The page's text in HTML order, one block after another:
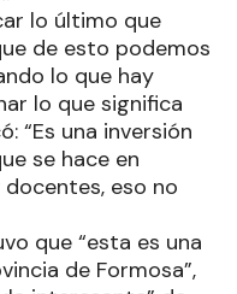
lo último que
de esto podemos
lo que hay
lo que significa
“Es una inversión
se hace en
eso no
que “esta es una
de Formosa”,